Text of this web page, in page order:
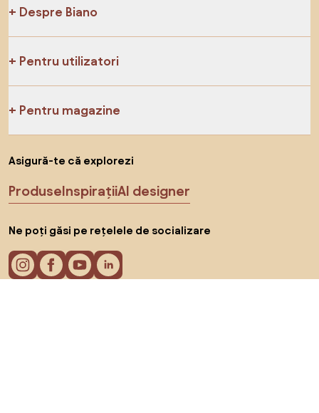
Despre Biano
Pentru utilizatori
Pentru magazine
Asigură-te că explorezi
ProduseInspirațiiAI designer
Ne poți găsi pe rețelele de socializare